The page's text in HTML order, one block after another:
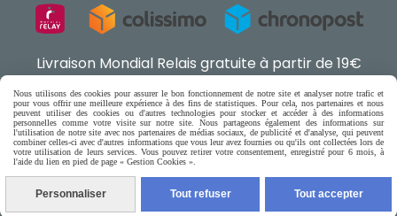
Livraison Mondial Relais gratuite à partir de 19€
d'achat en France et en Belgique
 Boutique en ligne pour chat,
petits chiens & rongeurs 
Nous utilisons des cookies pour assurer le bon fonctionnement de notre site et analyser notre trafic et
pour vous offrir une meilleure expérience à des fins de statistiques. Pour cela, nos partenaires et nous
peuvent utiliser des cookies ou d'autres technologies pour stocker et accéder à des informations
personnelles comme votre visite sur notre site. Nous partageons également des informations sur
l'utilisation de notre site avec nos partenaires de médias sociaux, de publicité et d'analyse, qui peuvent
combiner celles-ci avec d'autres informations que vous leur avez fournies ou qu'ils ont collectées lors de
votre utilisation de leurs services. Vous pouvez retirer votre consentement, enregistré pour 6 mois, à
l'aide du lien en pied de page « Gestion Cookies ».
Personnaliser Tout refuser Tout accepter